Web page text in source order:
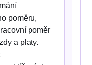
poměru,
poměr
a platy.